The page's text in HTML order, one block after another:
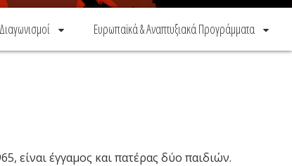
Διαγωνισμοί Ευρωπαϊκά & Αναπτυξιακά Προγράμματα
είναι έγγαμος και πατέρας δύο παιδιών.